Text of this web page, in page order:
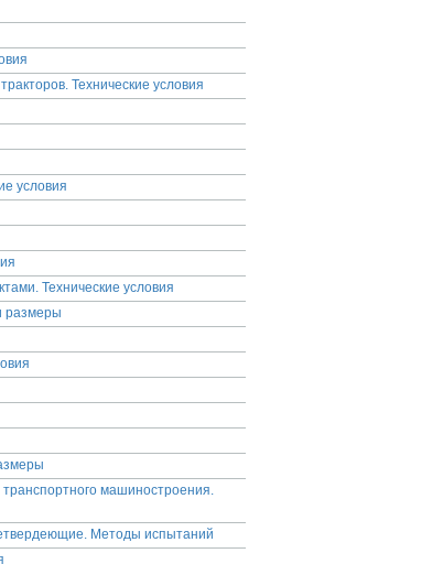
Технические условия
условия
Технические условия
размеры
машиностроения.
Методы испытаний